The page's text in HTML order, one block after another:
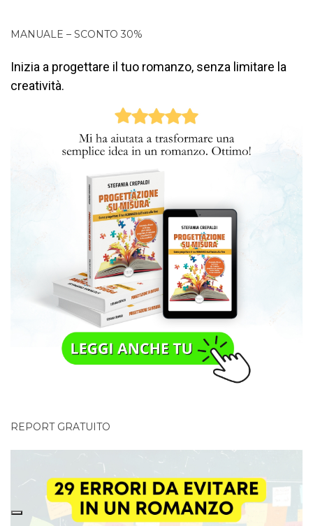
MANUALE – SCONTO 30%
Inizia a progettare il tuo romanzo, senza limitare la
creatività.
REPORT GRATUITO